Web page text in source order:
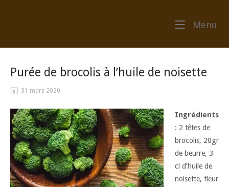
Menu
Purée de brocolis à l’huile de noisette
31 mars 2020
Ingrédients
: 2 têtes de
brocolis, 20gr
de beurre, 3
cl d’huile de
noisette, fleur